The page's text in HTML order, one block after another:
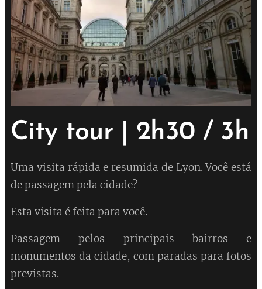
City tour | 2h30 / 3h
Uma visita rápida e resumida de Lyon. Você está
de passagem pela cidade?
Esta visita é feita para você.
Passagem pelos principais bairros e
monumentos da cidade, com paradas para fotos
previstas.